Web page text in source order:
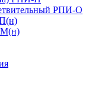
РПИ-О
М(н)